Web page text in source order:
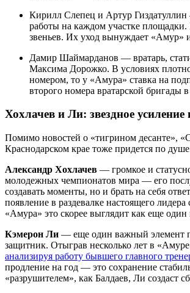
Кирилл Слепец и Артур
работы на каждом участке
звеньев. Их уход вынуждает «Амур»
Дамир Шаймарданов — вратарь,
Максима Дорожко. В условиях
номером, то у «Амура» ставка на
второго номера вратарской бригады
Хохлачев и Ли: звездное усиление
Помимо новостей о «тигрином десанте»,
Краснодарском крае тоже придется по
Александр Хохлачев — громкое и
молодежных чемпионатов мира — его
создавать моменты, но и брать на себя
появление в раздевалке настоящего
«Амура» это скорее выглядит как еще
Кэмерон Ли — еще один важный элемент
защитник. Отыграв несколько лет в
анализируя работу бывшего главного
продление на год — это сохранение
«разрушителем», как Балдаев, Ли создаст